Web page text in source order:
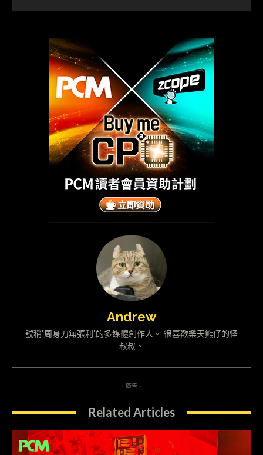
Andrew
號稱"周身刀無張利"的多媒體創作人。 很喜歡樂天熊仔的怪
叔叔。
- 廣告 -
Related Articles